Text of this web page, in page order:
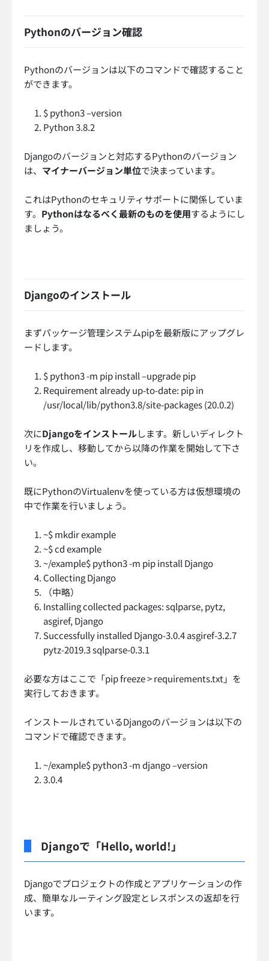
Pythonのバージョン確認
Pythonのバージョンは以下のコマンドで確認すること
ができます。
$ python3 –version
Python 3.8.2
Djangoのバージョンと対応するPythonのバージョン
は、 マイナーバージョン単位で決まっています。
これはPythonのセキュリティサポートに関係していま
す。 Pythonはなるべく最新のものを使用するようにし
ましょう。
Djangoのインストール
まずパッケージ管理システムpipを最新版にアップグレ
ードします。
$ python3 -m pip install –upgrade pip
Requirement already up-to-date: pip in
/usr/local/lib/python3.8/site-packages (20.0.2)
次にDjangoをインストールします。新しいディレクト
リを作成し、移動してから以降の作業を開始して下さ
い。
既にPythonのVirtualenvを使っている方は仮想環境の
中で作業を行いましょう。
~$ mkdir example
~$ cd example
~/example$ python3 -m pip install Django
Collecting Django
（中略）
Installing collected packages: sqlparse, pytz,
asgiref, Django
Successfully installed Django-3.0.4 asgiref-3.2.7
pytz-2019.3 sqlparse-0.3.1
必要な方はここで「pip freeze > requirements.txt」を
実行しておきます。
インストールされているDjangoのバージョンは以下の
コマンドで確認できます。
~/example$ python3 -m django –version
3.0.4
Djangoで「Hello, world!」
Djangoでプロジェクトの作成とアプリケーションの作
成、簡単なルーティング設定とレスポンスの返却を行
います。